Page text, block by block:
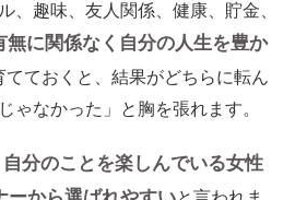
、趣味、友人関係、健康、貯金、
無に関係なく自分の人生を豊か
てておくと、結果がどちらに転ん
ゃなかった」と胸を張れます。
自分のことを楽しんでいる女性